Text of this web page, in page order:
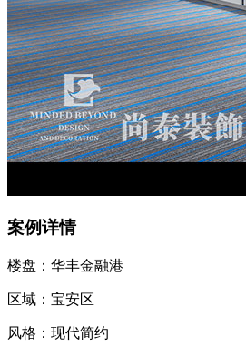
案例详情
楼盘：华丰金融港
区域：宝安区
风格：现代简约